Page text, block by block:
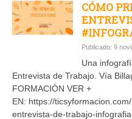
CÓMO
Publicado: 9
Una
Entrevista de Trabajo. Vía
FORMACIÓN VER +
EN: https://
entrevista-de-trabajo-